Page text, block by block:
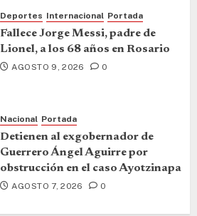
Deportes Internacional Portada
Fallece Jorge Messi, padre de
Lionel, a los 68 años en Rosario
AGOSTO 9, 2026 0
Nacional Portada
Detienen al exgobernador de
Guerrero Ángel Aguirre por
obstrucción en el caso Ayotzinapa
AGOSTO 7, 2026 0